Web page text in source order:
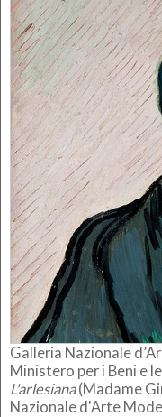
Galleria Nazionale
Ministero per i Beni e
L'arlesiana(Madame
Nazionale d'Arte